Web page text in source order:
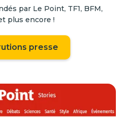
par Le Point, TF1, BFM,
plus encore !
presse